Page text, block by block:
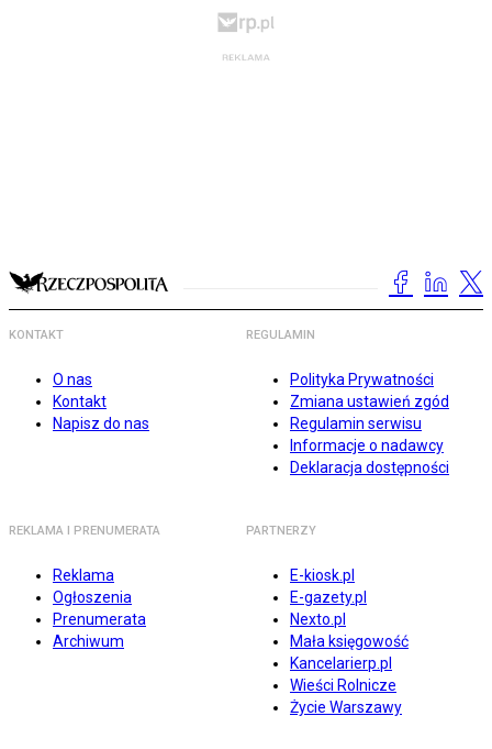
KONTAKT
O nas
Kontakt
Napisz do nas
REGULAMIN
Polityka Prywatności
Zmiana ustawień zgód
Regulamin serwisu
Informacje o nadawcy
Deklaracja dostępności
REKLAMA I PRENUMERATA
Reklama
Ogłoszenia
Prenumerata
Archiwum
PARTNERZY
E-kiosk.pl
E-gazety.pl
Nexto.pl
Mała księgowość
Kancelarierp.pl
Wieści Rolnicze
Życie Warszawy